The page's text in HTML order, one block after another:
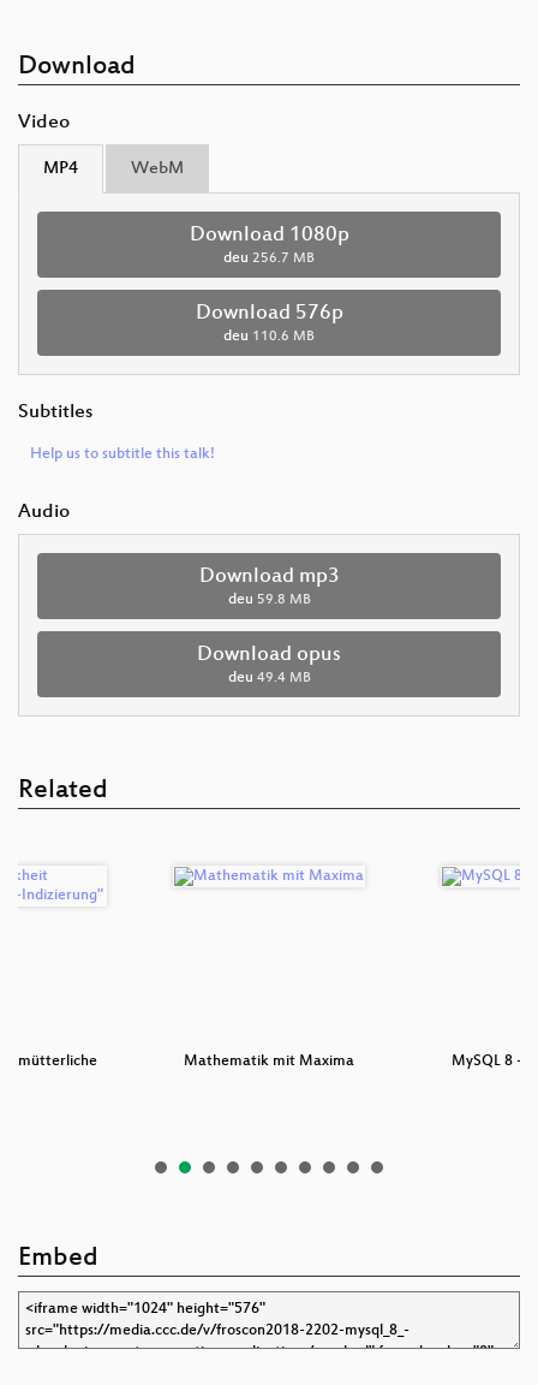
Download
Video
MP4 WebM
Download 1080p
deu 256.7 MB
Download 576p
deu 110.6 MB
Subtitles
Help us to subtitle this talk!
Audio
Download mp3
deu 59.8 MB
Download opus
deu 49.4 MB
Related
Mathematik mit Maxima MySQL 8 -
Embed